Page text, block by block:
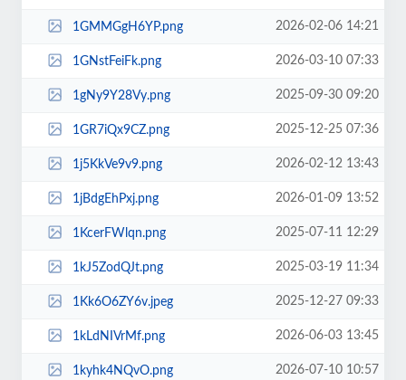
1GMMGgH6YP.png 2026-02-06 14:21
1GNstFeiFk.png 2026-03-10 07:33
1gNy9Y28Vy.png 2025-09-30 09:20
1GR7iQx9CZ.png 2025-12-25 07:36
1j5KkVe9v9.png 2026-02-12 13:43
1jBdgEhPxj.png 2026-01-09 13:52
1KcerFWlqn.png 2025-07-11 12:29
1kJ5ZodQJt.png 2025-03-19 11:34
1Kk6O6ZY6v.jpeg 2025-12-27 09:33
1kLdNIVrMf.png 2026-06-03 13:45
1kyhk4NQvO.png 2026-07-10 10:57